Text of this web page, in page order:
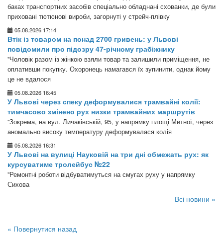
баках транспортних засобів спеціально обладнані схованки, де були
приховані тютюнові вироби, загорнуті у стрейч-плівку
05.08.2026 17:14
Втік із товаром на понад 2700 гривень: у Львові
повідомили про підозру 47-річному грабіжнику
"Чоловік разом із жінкою взяли товар та залишили приміщення, не
оплативши покупку. Охоронець намагався їх зупинити, однак йому
це не вдалося
05.08.2026 16:45
У Львові через спеку деформувалися трамвайні колії:
тимчасово змінено рух низки трамвайних маршрутів
"Зокрема, на вул. Личаківській, 95, у напрямку площі Митної, через
аномально високу температуру деформувалася колія
05.08.2026 16:31
У Львові на вулиці Науковій на три дні обмежать рух: як
курсуватиме тролейбус №22
"Ремонтні роботи відбуватимуться на смугах руху у напрямку
Сихова
Всі новини »
« Повернутися назад